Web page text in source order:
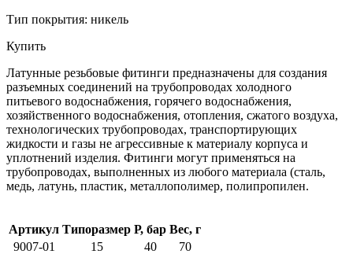
Тип покрытия: никель
Купить
Латунные резьбовые фитинги предназначены для создания
разъемных соединений на трубопроводах холодного
питьевого водоснабжения, горячего водоснабжения,
хозяйственного водоснабжения, отопления, сжатого воздуха,
технологических трубопроводах, транспортирующих
жидкости и газы не агрессивные к материалу корпуса и
уплотнений изделия. Фитинги могут применяться на
трубопроводах, выполненных из любого материала (сталь,
медь, латунь, пластик, металлополимер, полипропилен.
Артикул Типоразмер Р, бар Вес, г
9007-01
15 40
70